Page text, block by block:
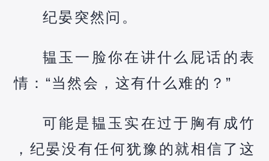
纪晏突然问。
韫玉一脸你在讲什么屁话的表
情：“当然会，这有什么难的？”
可能是韫玉实在过于胸有成竹
，纪晏没有任何犹豫的就相信了这